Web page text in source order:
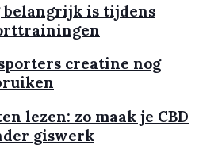
belangrijk is tijdens
creatine nog
lezen: zo maak je CBD
giswerk